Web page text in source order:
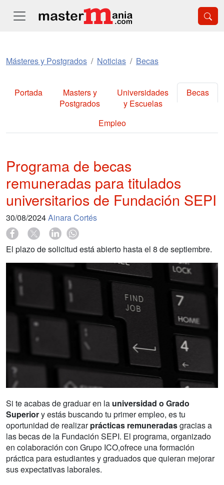
Másteres y Postgrados Noticias Becas
Portada
Masters y
Postgrados
Universidades
y Escuelas
Becas
Empleo
Programa de becas
remuneradas para titulados
universitarios de Fundación SEPI
30/08/2024Ainara Cortés
El plazo de solicitud está abierto hasta el 8 de septiembre.
Si te acabas de graduar en la universidad o Grado
Superiory estás buscando tu primer empleo, es tu
oportunidad de realizarprácticas remuneradasgracias a
las becas de la Fundación SEPI. El programa, organizado
en colaboración con Grupo ICO,ofrece una formación
práctica para estudiantes y graduados que quieran mejorar
sus expectativas laborales.